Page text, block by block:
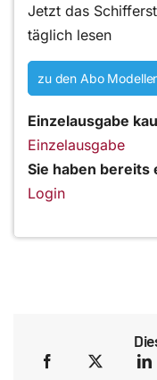
Jetzt das
täglich lesen
zu den Abo
Einzelausgabe
Einzelausgabe
Sie haben bereits
Login